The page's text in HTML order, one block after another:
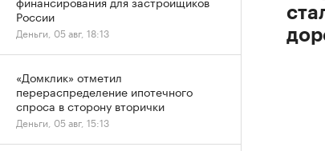
России
Деньги, 05 авг, 18:13
«Домклик» отметил
перераспределение ипотечного
спроса в сторону вторички
Деньги, 05 авг, 15:13